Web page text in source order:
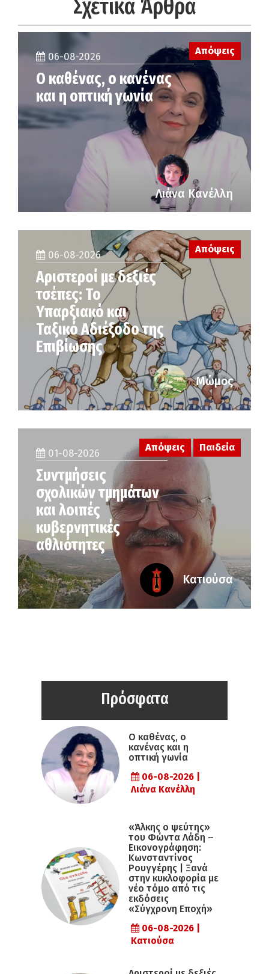
Σχετικά Άρθρα
Απόψεις
06-08-2026
Ο καθένας, ο κανένας
και η οπτική γωνία
Λιάνα Κανέλλη
06-08-2026
Αριστεροί με δεξιές
τσέπες: Το
Υπαρξιακό και
Ταξικό Αδιέξοδο της
Επιβίωσης
Απόψεις
Μώμος
01-08-2026
Συντμήσεις
σχολικών τμημάτων
και λοιπές
κυβερνητικές
αθλιότητες
Απόψεις Παιδεία
Κατιούσα
Πρόσφατα
Ο καθένας, ο
κανένας και η
οπτική γωνία
06-08-2026 |
Λιάνα Κανέλλη
«Άλκης ο ψεύτης»
του Φώντα Λάδη –
Εικονογράφηση:
Κωνσταντίνος
Ρουγγέρης | Ξανά
στην κυκλοφορία με
νέο τόμο από τις
εκδόσεις
«Σύγχρονη Εποχή»
06-08-2026 |
Κατιούσα